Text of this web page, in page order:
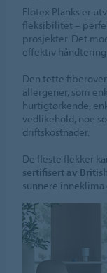
Flotex Planks er
fleksibilitet –
prosjekter. Det
effektiv håndtering
Den tette
allergener, som
hurtigtørkende,
vedlikehold, noe
driftskostnader.
De fleste flekker
sertifisert av
sunnere